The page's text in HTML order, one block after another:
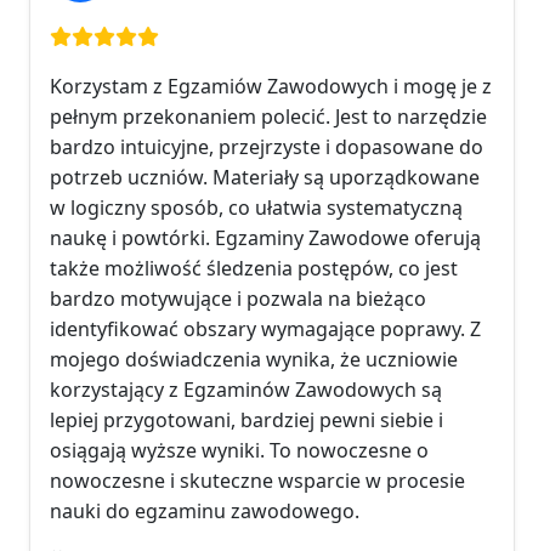
Ocena: 5 na 5
Korzystam z Egzamiów Zawodowych i mogę je z
pełnym przekonaniem polecić. Jest to narzędzie
bardzo intuicyjne, przejrzyste i dopasowane do
potrzeb uczniów. Materiały są uporządkowane
w logiczny sposób, co ułatwia systematyczną
naukę i powtórki. Egzaminy Zawodowe oferują
także możliwość śledzenia postępów, co jest
bardzo motywujące i pozwala na bieżąco
identyfikować obszary wymagające poprawy. Z
mojego doświadczenia wynika, że uczniowie
korzystający z Egzaminów Zawodowych są
lepiej przygotowani, bardziej pewni siebie i
osiągają wyższe wyniki. To nowoczesne o
nowoczesne i skuteczne wsparcie w procesie
nauki do egzaminu zawodowego.